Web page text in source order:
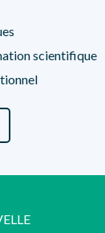
scientifique